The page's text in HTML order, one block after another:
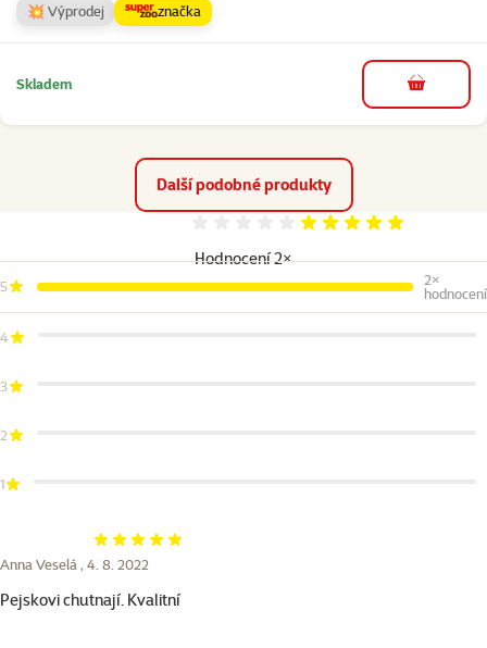
💥 Výprodej značka
Skladem do košíku
Další podobné produkty
Hodnocení 2×
Hodnocení 100%
5
2×
hodnocení
4
3
2
1
Hodnocení 100%
Anna Veselá , 4. 8. 2022
Pejskovi chutnají. Kvalitní